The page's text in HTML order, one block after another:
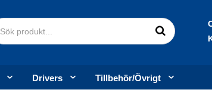
Drivers Tillbehör/Övrigt